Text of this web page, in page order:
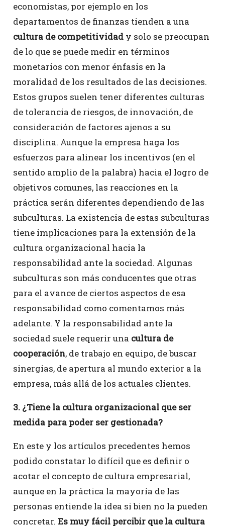
economistas, por ejemplo en los
departamentos de finanzas tienden a una
cultura de competitividad y solo se preocupan
de lo que se puede medir en términos
monetarios con menor énfasis en la
moralidad de los resultados de las decisiones.
Estos grupos suelen tener diferentes culturas
de tolerancia de riesgos, de innovación, de
consideración de factores ajenos a su
disciplina. Aunque la empresa haga los
esfuerzos para alinear los incentivos (en el
sentido amplio de la palabra) hacia el logro de
objetivos comunes, las reacciones en la
práctica serán diferentes dependiendo de las
subculturas. La existencia de estas subculturas
tiene implicaciones para la extensión de la
cultura organizacional hacia la
responsabilidad ante la sociedad. Algunas
subculturas son más conducentes que otras
para el avance de ciertos aspectos de esa
responsabilidad como comentamos más
adelante. Y la responsabilidad ante la
sociedad suele requerir una cultura de
cooperación, de trabajo en equipo, de buscar
sinergias, de apertura al mundo exterior a la
empresa, más allá de los actuales clientes.
3. ¿Tiene la cultura organizacional que ser
medida para poder ser gestionada?
En este y los artículos precedentes hemos
podido constatar lo difícil que es definir o
acotar el concepto de cultura empresarial,
aunque en la práctica la mayoría de las
personas entiende la idea si bien no la pueden
concretar. Es muy fácil percibir que la cultura